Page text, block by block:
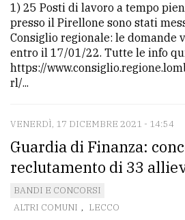
1) 25 Posti di lavoro a tempo
presso il Pirellone sono stati
Consiglio regionale: le domande
entro il 17/01/22. Tutte le info
https://
rl/...
VENERDÌ, 17 DICEMBRE 2021 - 14:54
Guardia di Finanza:
reclutamento di 33
BANDI E CONCORSI
ALTRI COMUNI , LECCO